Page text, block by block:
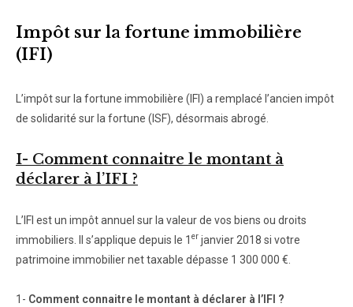
Impôt sur la fortune immobilière
(IFI)
L’impôt sur la fortune immobilière (IFI) a remplacé l’ancien impôt
de solidarité sur la fortune (ISF), désormais abrogé.
I- Comment connaitre le montant à
déclarer à l’IFI ?
L’IFI est un impôt annuel sur la valeur de vos biens ou droits
immobiliers. Il s’applique depuis le 1 er janvier 2018 si votre
patrimoine immobilier net taxable dépasse 1 300 000 €.
1- Comment connaitre le montant à déclarer à l’IFI ?